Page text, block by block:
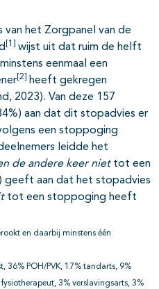
van het Zorgpanel van de
[1]
wijst uit dat ruim de helft
eenmaal een
[2]
heeft gekregen
2023). Van deze 157
aan dat dit stopadvies er
een stoppoging
leidde het
de andere keer niettot een
geeft aan dat het stopadvies
tot een stoppoging heeft
en daarbij minstens één
36% POH/PVK, 17% tandarts, 9%
3% verslavingsarts, 3%